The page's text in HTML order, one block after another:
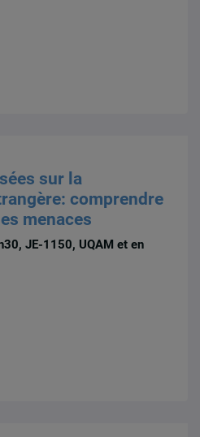
sur la
comprendre
menaces
JE-1150, UQAM et en